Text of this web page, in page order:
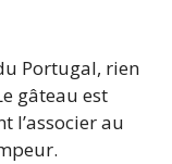
Portugal, rien
gâteau est
l’associer au